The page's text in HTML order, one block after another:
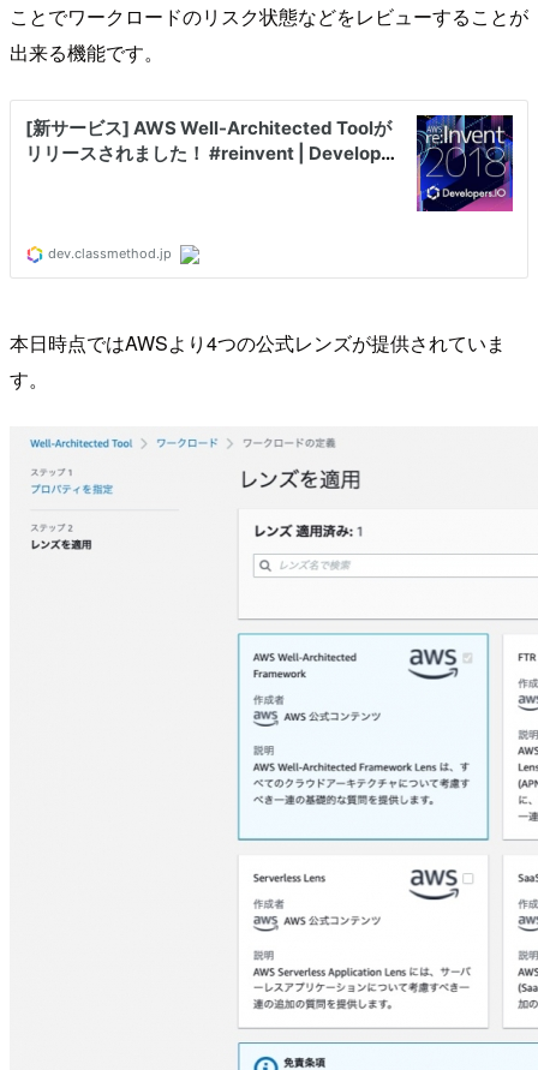
ことでワークロードのリスク状態などをレビューすることが
出来る機能です。
本日時点ではAWSより4つの公式レンズが提供されていま
す。